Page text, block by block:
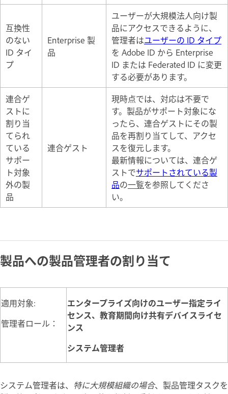
互換性
のない
ID タイ
プ
Enterprise 製
品
ユーザーが大規模法人向け製
品にアクセスできるように、
管理者はユーザーの ID タイプ
を Adobe ID から Enterprise
ID または Federated ID に変更
する必要があります。
連合ゲ
ストに
割り当
てられ
ている
サポー
ト対象
外の製
品
連合ゲスト
現時点では、対応は不要で
す。製品がサポート対象にな
ったら、連合ゲストにその製
品を再割り当てして、アクセ
スを復元します。
最新情報については、連合ゲ
ストでサポートされている製
品の一覧を参照してくださ
い。
製品への製品管理者の割り当て
適用対象:
管理者ロール：
エンタープライズ向けのユーザー指定ライ
センス、教育期間向け共有デバイスライセ
ンス
システム管理者
システム管理者は、 特に大規模組織の場合、製品管理タスクを